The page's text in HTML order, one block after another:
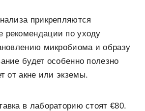
прикрепляются
рекомендации по уходу
микробиома и образу
будет особенно полезно
от акне или экземы.
в лабораторию стоят €80.